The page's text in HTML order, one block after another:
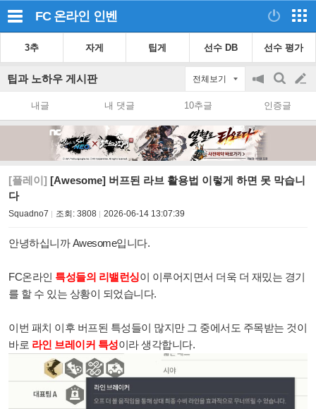
FC 온라인 인벤
3추 자게 팁게 선수 DB 선수 평가
팁과 노하우 게시판 전체보기
공
on/off
검
색
글
쓰
내글 내 댓글 10추글 인증글
[플레이] [Awesome] 버프된 라브 활용법 이렇게 하면 못 막습니
다
Squadno7 조회: 3808 2026-06-14 13:07:39
안녕하십니까 Awesome입니다.
FC온라인 특성들의 리밸런싱이 이루어지면서 더욱 더 재밌는 경기
를 할 수 있는 상황이 되었습니다.
이번 패치 이후 버프된 특성들이 많지만 그 중에서도 주목받는 것이
바로 라인 브레이커 특성이라 생각합니다.